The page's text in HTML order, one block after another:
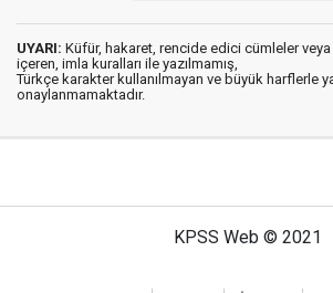
UYARI: Küfür, hakaret, rencide edici cümleler veya
içeren, imla kuralları ile yazılmamış,
Türkçe karakter kullanılmayan ve büyük harflerle
onaylanmamaktadır.
KPSS Web © 2021